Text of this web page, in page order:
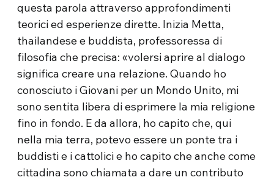
questa parola attraverso approfondimenti
teorici ed esperienze dirette. Inizia Metta,
thailandese e buddista, professoressa di
filosofia che precisa: «volersi aprire al dialogo
significa creare una relazione. Quando ho
conosciuto i Giovani per un Mondo Unito, mi
sono sentita libera di esprimere la mia religione
fino in fondo. E da allora, ho capito che, qui
nella mia terra, potevo essere un ponte tra i
buddisti e i cattolici e ho capito che anche come
cittadina sono chiamata a dare un contributo